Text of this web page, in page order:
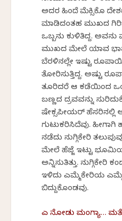
ಅದರ ಹಿಂದೆ ಮೆಕ್ಸಿಕೊ
ಮಾಡಿದಂತಹ ಮುಖದ
ಒಬ್ಬನು ಕುಳಿತಿದ್ದ. ಅವನು
ಮುಖದ ಮೇಲೆ ಯಾವ
ಬೆರಳಿನಲ್ಲೇ ಇಷ್ಟು
ತೋರಿಸುತ್ತಿದ್ದ. ಅಷ್ಟು
ತೂರಿದರೆ ಆ ಕಡೆಯಿಂದ
ಬಣ್ಣದ ದ್ರವವನ್ನು
ಷೇಕ್ಸಪೀಯರ್ ಹೆಸರಿನಲ್ಲಿ
ಗುಟುಕರಿಸಿದೆವು. ಹೀಗಾಗಿ
ನಡೆದು ನುಗ್ಗಿಕೇರಿ
ಮೇಲೆ ಹೆಜ್ಜೆ ಇಟ್ಟು
ಅನ್ನಿಸುತಿತ್ತು. ನುಗ್ಗಿಕೇರಿ
ಇಳಿದು ಎಮ್ಮೆಕೇರಿಯ
ಬಿದ್ದುಕೊಂಡವು.
ಎ ನೋಡು ಮಂಗ್ಯಾ…